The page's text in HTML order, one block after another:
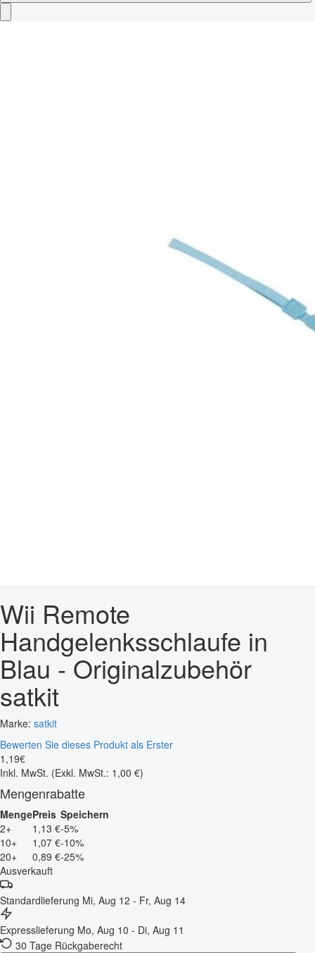
Wii Remote
Handgelenksschlaufe in
Blau - Originalzubehör
satkit
Marke: satkit
Bewerten Sie dieses Produkt als Erster
1 ,19€
Inkl. MwSt. (Exkl. MwSt.: 1,00 €)
Mengenrabatte
MengePreis Speichern
2+
1,13 €-5%
10+
1,07 €-10%
20+
0,89 €-25%
Ausverkauft
Standardlieferung Mi, Aug 12 - Fr, Aug 14
Expresslieferung Mo, Aug 10 - Di, Aug 11
30 Tage Rückgaberecht